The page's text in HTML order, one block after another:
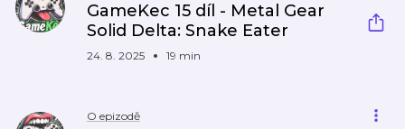
GameKec 15 díl - Metal Gear
Solid Delta: Snake Eater
24. 8. 2025 19 min
O epizodě